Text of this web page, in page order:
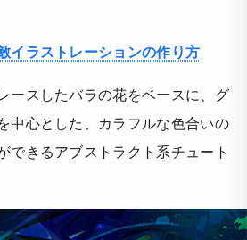
イラストレーションの作り方
ースしたバラの花をベースに、グ
中心とした、カラフルな色合いの
できるアブストラクト系チュート